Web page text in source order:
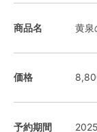
商品名 黄泉
価格
予約期間